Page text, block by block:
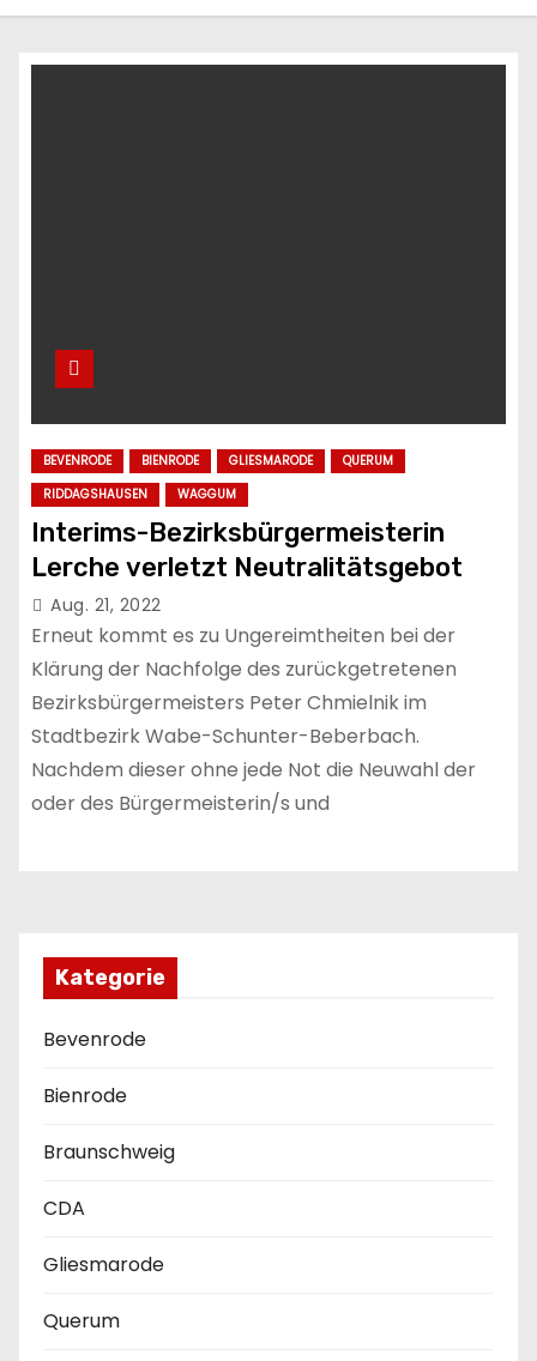
n
BEVENRODE BIENRODE GLIESMARODE
QUERUM
RIDDAGSHAUSEN
WAGGUM
Interims-Bezirksbürgermeisterin
Lerche verletzt Neutralitätsgebot
Aug. 21, 2022
Erneut kommt es zu Ungereimtheiten bei der
Klärung der Nachfolge des zurückgetretenen
Bezirksbürgermeisters Peter Chmielnik im
Stadtbezirk Wabe-Schunter-Beberbach.
Nachdem dieser ohne jede Not die Neuwahl der
oder des Bürgermeisterin/s und
Kategorie
Bevenrode
Bienrode
Braunschweig
CDA
Gliesmarode
Querum